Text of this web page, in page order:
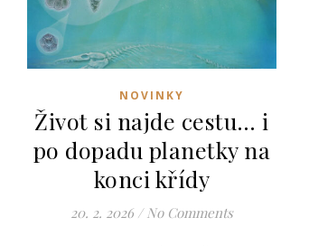
NOVINKY
Život si najde cestu… i
po dopadu planetky na
konci křídy
20. 2. 2026 / No Comments